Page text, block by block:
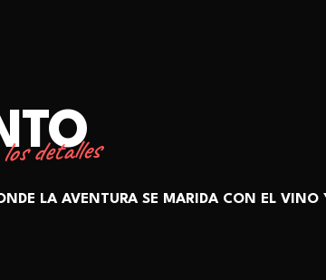
los detalles
LA AVENTURA SE MARIDA CON EL VINO